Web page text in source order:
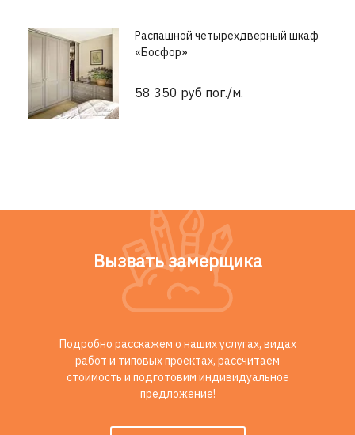
Распашной четырехдверный шкаф
«Босфор»
58 350 руб пог./м.
Вызвать замерщика
Подробно расскажем о наших услугах, видах
работ и типовых проектах, рассчитаем
стоимость и подготовим индивидуальное
предложение!